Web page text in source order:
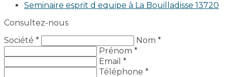
Seminaire esprit d equipe à La Bouilladisse 13720
Consultez-nous
Société *
Nom *
Prénom *
Email *
Téléphone *